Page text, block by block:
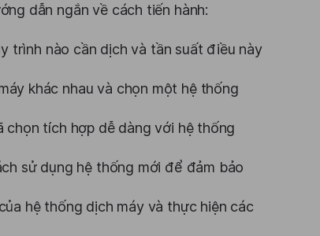
dẫn ngắn về cách tiến hành:
trình nào cần dịch và tần suất điều này
khác nhau và chọn một hệ thống
chọn tích hợp dễ dàng với hệ thống
sử dụng hệ thống mới để đảm bảo
hệ thống dịch máy và thực hiện các